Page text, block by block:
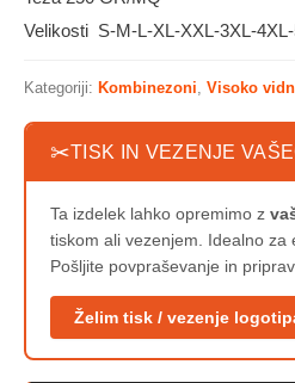
Velikosti S-M-L-XL-XXL-3XL-
Kategoriji: Kombinezoni Visoko
✂TISK IN VEZENJE
Ta izdelek lahko opremimo z
tiskom ali vezenjem. Idealno za
Pošljite povpraševanje in
Želim tisk / vezenje